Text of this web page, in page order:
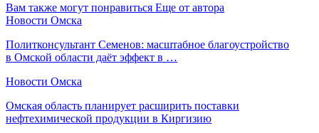
Вам также могут понравиться Еще от автора
Новости Омска
Политконсультант Семенов: масштабное благоустройство
в Омской области даёт эффект в …
Новости Омска
Омская область планирует расширить поставки
нефтехимической продукции в Киргизию